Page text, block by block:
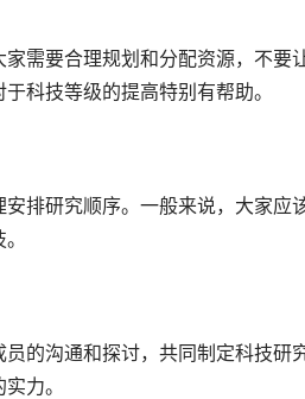
需要合理规划和分配资源，不要
科技等级的提高特别有帮助。
排研究顺序。一般来说，大家应
的沟通和探讨，共同制定科技研
力。